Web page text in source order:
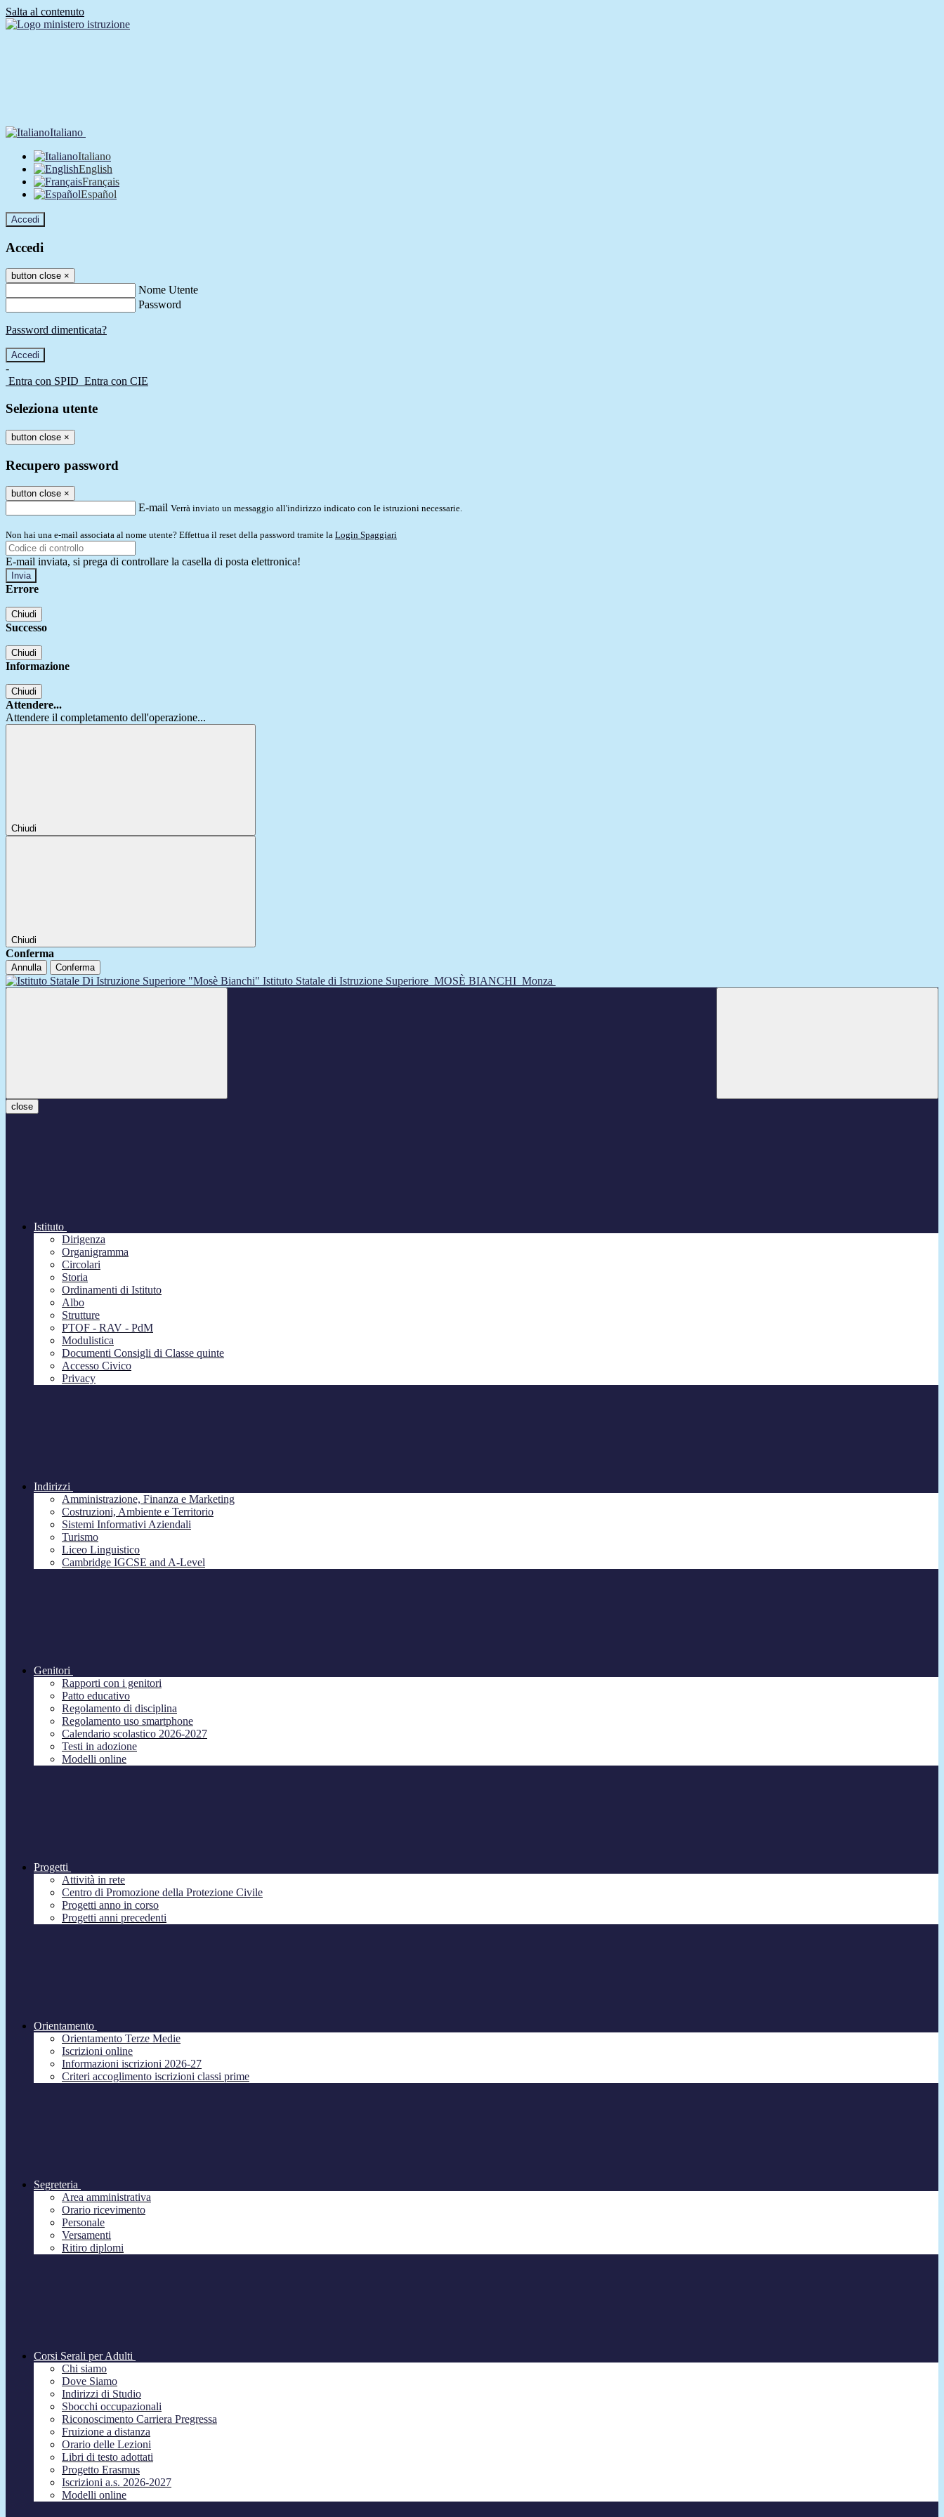
Salta al contenuto
Italiano
Italiano
English
Français
Español
Accedi
Accedi
button close ×
Nome Utente
Password
Password dimenticata?
-
Entra con SPID Entra con CIE
Seleziona utente
button close ×
Recupero password
button close ×
E-mail Verrà inviato un messaggio all'indirizzo indicato con le istruzioni necessarie.
Non hai una e-mail associata al nome utente? Effettua il reset della password tramite la Login Spaggiari
E-mail inviata, si prega di controllare la casella di posta elettronica!
Errore
Chiudi
Successo
Chiudi
Informazione
Chiudi
Attendere...
Attendere il completamento dell'operazione...
Chiudi
Chiudi
Conferma
Annulla Conferma
Istituto Statale di Istruzione Superiore MOSÈ BIANCHI Monza
close
Istituto
Dirigenza
Organigramma
Circolari
Storia
Ordinamenti di Istituto
Albo
Strutture
PTOF - RAV - PdM
Modulistica
Documenti Consigli di Classe quinte
Accesso Civico
Privacy
Indirizzi
Amministrazione, Finanza e Marketing
Costruzioni, Ambiente e Territorio
Sistemi Informativi Aziendali
Turismo
Liceo Linguistico
Cambridge IGCSE and A-Level
Genitori
Rapporti con i genitori
Patto educativo
Regolamento di disciplina
Regolamento uso smartphone
Calendario scolastico 2026-2027
Testi in adozione
Modelli online
Progetti
Attività in rete
Centro di Promozione della Protezione Civile
Progetti anno in corso
Progetti anni precedenti
Orientamento
Orientamento Terze Medie
Iscrizioni online
Informazioni iscrizioni 2026-27
Criteri accoglimento iscrizioni classi prime
Segreteria
Area amministrativa
Orario ricevimento
Personale
Versamenti
Ritiro diplomi
Corsi Serali per Adulti
Chi siamo
Dove Siamo
Indirizzi di Studio
Sbocchi occupazionali
Riconoscimento Carriera Pregressa
Fruizione a distanza
Orario delle Lezioni
Libri di testo adottati
Progetto Erasmus
Iscrizioni a.s. 2026-2027
Modelli online